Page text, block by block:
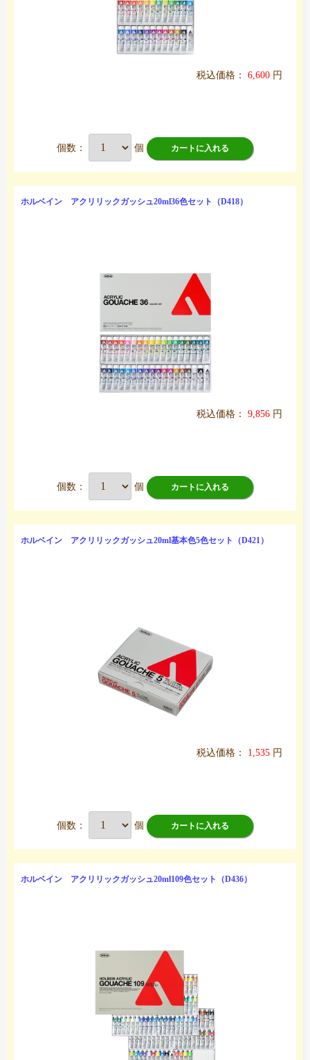
税込価格： 6,600 円
個数： 個 カートに入れる
ホルベイン アクリリックガッシュ20ml36色セット（D418）
税込価格： 9,856 円
個数： 個 カートに入れる
ホルベイン アクリリックガッシュ20ml基本色5色セット（D421）
税込価格： 1,535 円
個数： 個 カートに入れる
ホルベイン アクリリックガッシュ20ml109色セット（D436）